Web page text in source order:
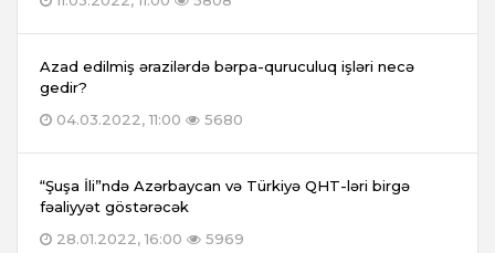
Azad edilmiş ərazilərdə bərpa-quruculuq işləri necə
gedir?
04.03.2022, 11:00
5680
“Şuşa İli”ndə Azərbaycan və Türkiyə QHT-ləri birgə
fəaliyyət göstərəcək
28.01.2022, 16:00
5969